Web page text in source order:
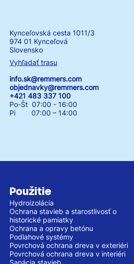
Kynceľovská cesta 1011/3
974 01 Kynceľová
Slovensko
Vyhľadať trasu
info.sk@remmers.com
objednavky@remmers.com
+421 483 337 100
Po-Št 07:00 - 16:00
Pi 07:00 – 14:00
Použitie
Hydroizolácia
Ochrana stavieb a starostlivosť o
historické pamiatky
Ochrana a opravy betónu
Podlahové systémy
Povrchová ochrana dreva v exteriéri
Povrchová ochrana dreva v interiéri
Sanácia stavieb